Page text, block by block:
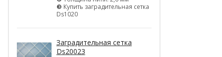
❸ Купить заградительная сетка
Ds1020
Заградительная сетка
Ds20023